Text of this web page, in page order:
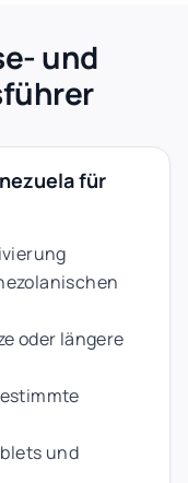
und
für
oder längere
und